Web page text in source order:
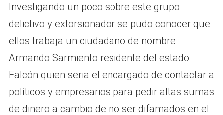
Investigando un poco sobre este grupo
delictivo y extorsionador se pudo conocer que
ellos trabaja un ciudadano de nombre
Armando Sarmiento residente del estado
Falcón quien seria el encargado de contactar a
políticos y empresarios para pedir altas sumas
de dinero a cambio de no ser difamados en el